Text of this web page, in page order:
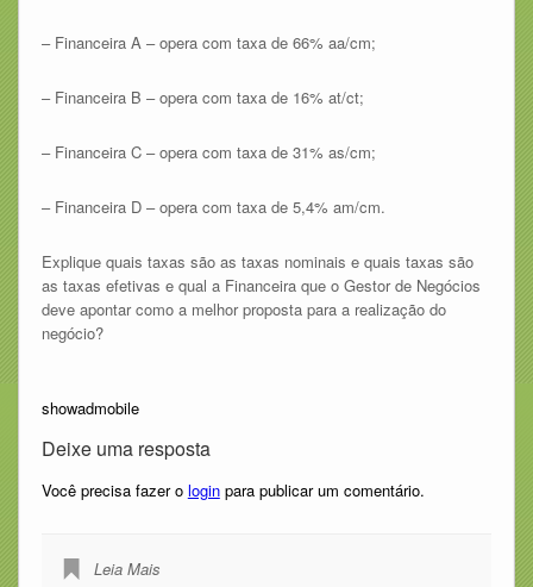
– Financeira A – opera com taxa de 66% aa/cm;
– Financeira B – opera com taxa de 16% at/ct;
– Financeira C – opera com taxa de 31% as/cm;
– Financeira D – opera com taxa de 5,4% am/cm.
Explique quais taxas são as taxas nominais e quais taxas são
as taxas efetivas e qual a Financeira que o Gestor de Negócios
deve apontar como a melhor proposta para a realização do
negócio?
showadmobile
Deixe uma resposta
Você precisa fazer o loginpara publicar um comentário.
Leia Mais